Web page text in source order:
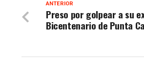
ANTERIOR
Preso por golpear a su
Bicentenario de Punta